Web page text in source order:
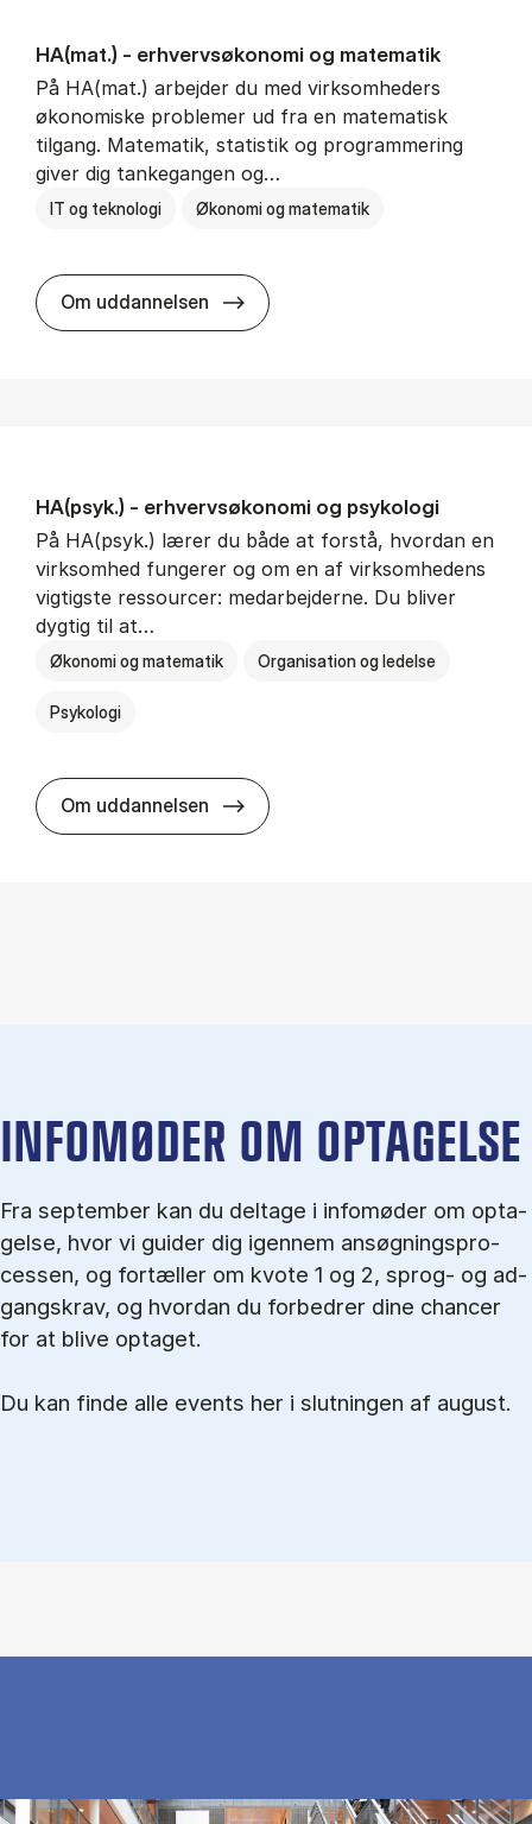
HA(mat.) - erhvervs­økonomi og ma­te­ma­tik
På HA(mat.) arbejder du med virksomheders
økonomiske problemer ud fra en matematisk
tilgang. Matematik, statistik og programmering
giver dig tankegangen og…
IT og teknologi Økonomi og matematik
Om uddannelsen HA(mat.) - erhvervs­økonomi og
HA(psyk.) - erhvervs­økonomi og psy­ko­lo­gi
På HA(psyk.) lærer du både at forstå, hvordan en
virksomhed fungerer og om en af virksomhedens
vigtigste ressourcer: medarbejderne. Du bliver
dygtig til at…
Økonomi og matematik Organisation og ledelse
Psykologi
Om uddannelsen HA(psyk.) - erhvervs­økonomi og
IN­FO­MØ­DER OM OP­TA­GEL­SE
Fra september kan du del­tage i in­fo­mø­der om op­ta­
gel­se, hvor vi gu­i­der dig igen­nem an­søg­nings­pro­
ces­sen, og for­tæl­ler om kvo­te 1 og 2, sprog- og ad­
gangs­krav, og hvordan du forbedrer dine chancer
for at blive optaget.
Du kan finde alle events her i slutningen af august.